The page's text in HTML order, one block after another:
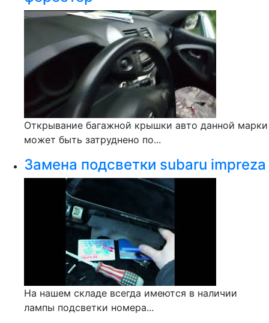
Открывание багажной крышки авто данной марки
может быть затруднено по...
Замена подсветки subaru impreza
На нашем складе всегда имеются в наличии
лампы подсветки номера...